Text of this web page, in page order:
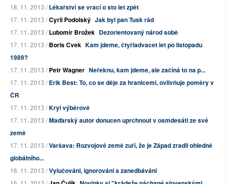
18. 11. 2013 /Lékařství se vrací o sto let zpět
17. 11. 2013 /Cyril Podolský Jak byl pan Tusk rád
17. 11. 2013 /Lubomír Brožek Dezorientovaný národ sobě
17. 11. 2013 /Boris Cvek Kam jdeme, čtyřiadvacet let po listopadu
1989?
17. 11. 2013 /Petr Wagner Neřeknu, kam jdeme, ale začíná to na p...
17. 11. 2013 /Erik Best: To, co se děje za hranicemi, ovlivňuje poměry v
ČR
17. 11. 2013 /Kryl výběrově
17. 11. 2013 /Maďarský autor donucen uprchnout v osmdesáti ze své
země
17. 11. 2013 /Varšava: Rozvojové země zuří, že je Západ zradil ohledně
globálního...
16. 11. 2013 /Vylučováni, ignorováni a zanedbáváni